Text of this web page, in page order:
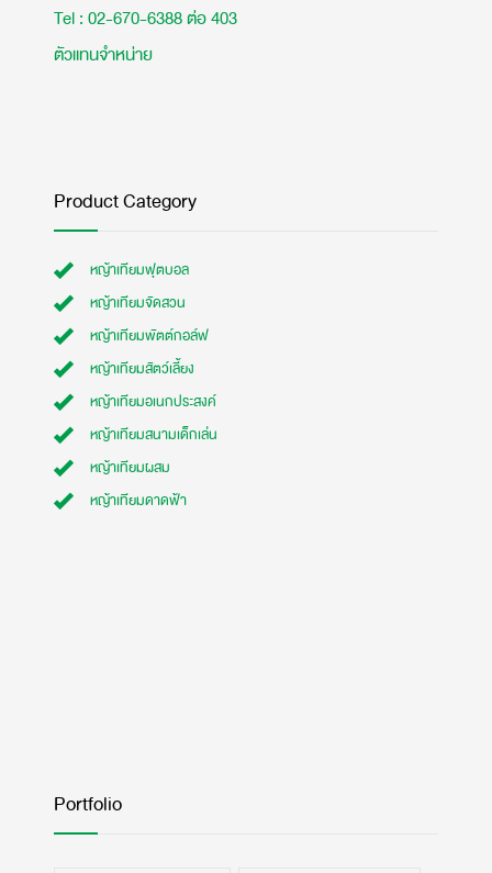
Tel : 02-670-6388 ต่อ 403
ตัวแทนจำหน่าย
Product Category
หญ้าเทียมฟุตบอล
หญ้าเทียมจัดสวน
หญ้าเทียมพัตต์กอล์ฟ
หญ้าเทียมสัตว์เลี้ยง
หญ้าเทียมอเนกประสงค์
หญ้าเทียมสนามเด็กเล่น
หญ้าเทียมผสม
หญ้าเทียมดาดฟ้า
Portfolio